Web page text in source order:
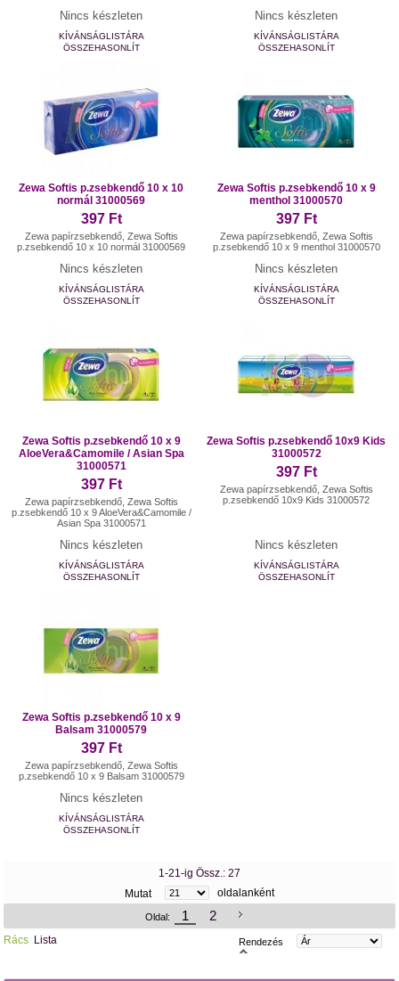
Nincs készleten
KÍVÁNSÁGLISTÁRA
ÖSSZEHASONLÍT
Nincs készleten
KÍVÁNSÁGLISTÁRA
ÖSSZEHASONLÍT
Zewa Softis p.zsebkendő 10 x 10
normál 31000569
397 Ft
Zewa papírzsebkendő, Zewa Softis
p.zsebkendő 10 x 10 normál 31000569
Nincs készleten
KÍVÁNSÁGLISTÁRA
ÖSSZEHASONLÍT
Zewa Softis p.zsebkendő 10 x 9
menthol 31000570
397 Ft
Zewa papírzsebkendő, Zewa Softis
p.zsebkendő 10 x 9 menthol 31000570
Nincs készleten
KÍVÁNSÁGLISTÁRA
ÖSSZEHASONLÍT
Zewa Softis p.zsebkendő 10 x 9
AloeVera&Camomile / Asian Spa
31000571
397 Ft
Zewa papírzsebkendő, Zewa Softis
p.zsebkendő 10 x 9 AloeVera&Camomile /
Asian Spa 31000571
Nincs készleten
KÍVÁNSÁGLISTÁRA
ÖSSZEHASONLÍT
Zewa Softis p.zsebkendő 10x9 Kids
31000572
397 Ft
Zewa papírzsebkendő, Zewa Softis
p.zsebkendő 10x9 Kids 31000572
Nincs készleten
KÍVÁNSÁGLISTÁRA
ÖSSZEHASONLÍT
Zewa Softis p.zsebkendő 10 x 9
Balsam 31000579
397 Ft
Zewa papírzsebkendő, Zewa Softis
p.zsebkendő 10 x 9 Balsam 31000579
Nincs készleten
KÍVÁNSÁGLISTÁRA
ÖSSZEHASONLÍT
1-21-ig Össz.: 27
Mutat
oldalanként
Oldal: 1 2
Rács Lista Rendezés